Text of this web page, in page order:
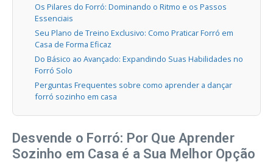
Os Pilares do Forró: Dominando o Ritmo e os Passos
Essenciais
Seu Plano de Treino Exclusivo: Como Praticar Forró em
Casa de Forma Eficaz
Do Básico ao Avançado: Expandindo Suas Habilidades no
Forró Solo
Perguntas Frequentes sobre como aprender a dançar
forró sozinho em casa
Desvende o Forró: Por Que Aprender
Sozinho em Casa é a Sua Melhor Opção